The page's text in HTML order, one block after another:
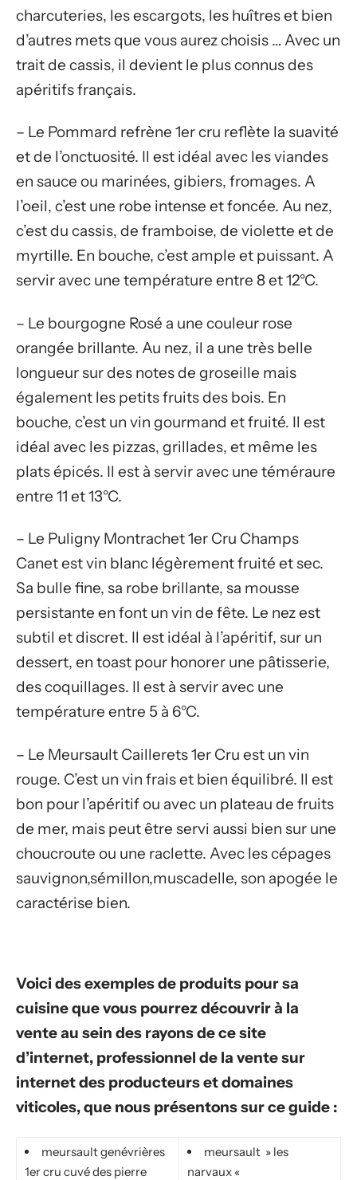
charcuteries, les escargots, les huîtres et bien
d’autres mets que vous aurez choisis … Avec un
trait de cassis, il devient le plus connus des
apéritifs français.
– Le Pommard refrène 1er cru reflète la suavité
et de l’onctuosité. Il est idéal avec les viandes
en sauce ou marinées, gibiers, fromages. A
l’oeil, c’est une robe intense et foncée. Au nez,
c’est du cassis, de framboise, de violette et de
myrtille. En bouche, c’est ample et puissant. A
servir avec une température entre 8 et 12°C.
– Le bourgogne Rosé a une couleur rose
orangée brillante. Au nez, il a une très belle
longueur sur des notes de groseille mais
également les petits fruits des bois. En
bouche, c’est un vin gourmand et fruité. Il est
idéal avec les pizzas, grillades, et même les
plats épicés. Il est à servir avec une téméraure
entre 11 et 13°C.
– Le Puligny Montrachet 1er Cru Champs
Canet est vin blanc légèrement fruité et sec.
Sa bulle fine, sa robe brillante, sa mousse
persistante en font un vin de fête. Le nez est
subtil et discret. Il est idéal à l’apéritif, sur un
dessert, en toast pour honorer une pâtisserie,
des coquillages. Il est à servir avec une
température entre 5 à 6°C.
– Le Meursault Caillerets 1er Cru est un vin
rouge. C’est un vin frais et bien équilibré. Il est
bon pour l’apéritif ou avec un plateau de fruits
de mer, mais peut être servi aussi bien sur une
choucroute ou une raclette. Avec les cépages
sauvignon,sémillon,muscadelle, son apogée le
caractérise bien.
Voici des exemples de produits pour sa
cuisine que vous pourrez découvrir à la
vente au sein des rayons de ce site
d’internet, professionnel de la vente sur
internet des producteurs et domaines
viticoles, que nous présentons sur ce guide :
meursault genévrières
1er cru cuvé des pierre
meursault » les
narvaux «